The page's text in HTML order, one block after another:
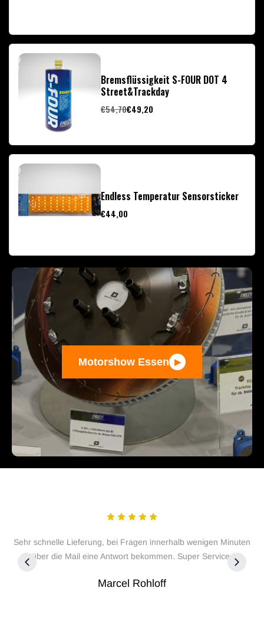
Bremsflüssigkeit S-FOUR DOT 4
Street&Trackday
€54,70€49,20
Endless Temperatur Sensorsticker
€44,00
Motorshow Essen ▶
Sehr schnelle Lieferung, bei Fragen innerhalb wenigen Minuten
über die Mail eine Antwort bekommen. Super Service.
Marcel Rohloff